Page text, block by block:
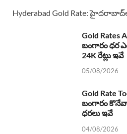
Hyderabad Gold Rate:
Gold Rates
బంగారం ధర
24K రేట్లు ఇవే
05/08/2026
Gold Rate
బంగారం
ధరలు ఇవే
04/08/2026